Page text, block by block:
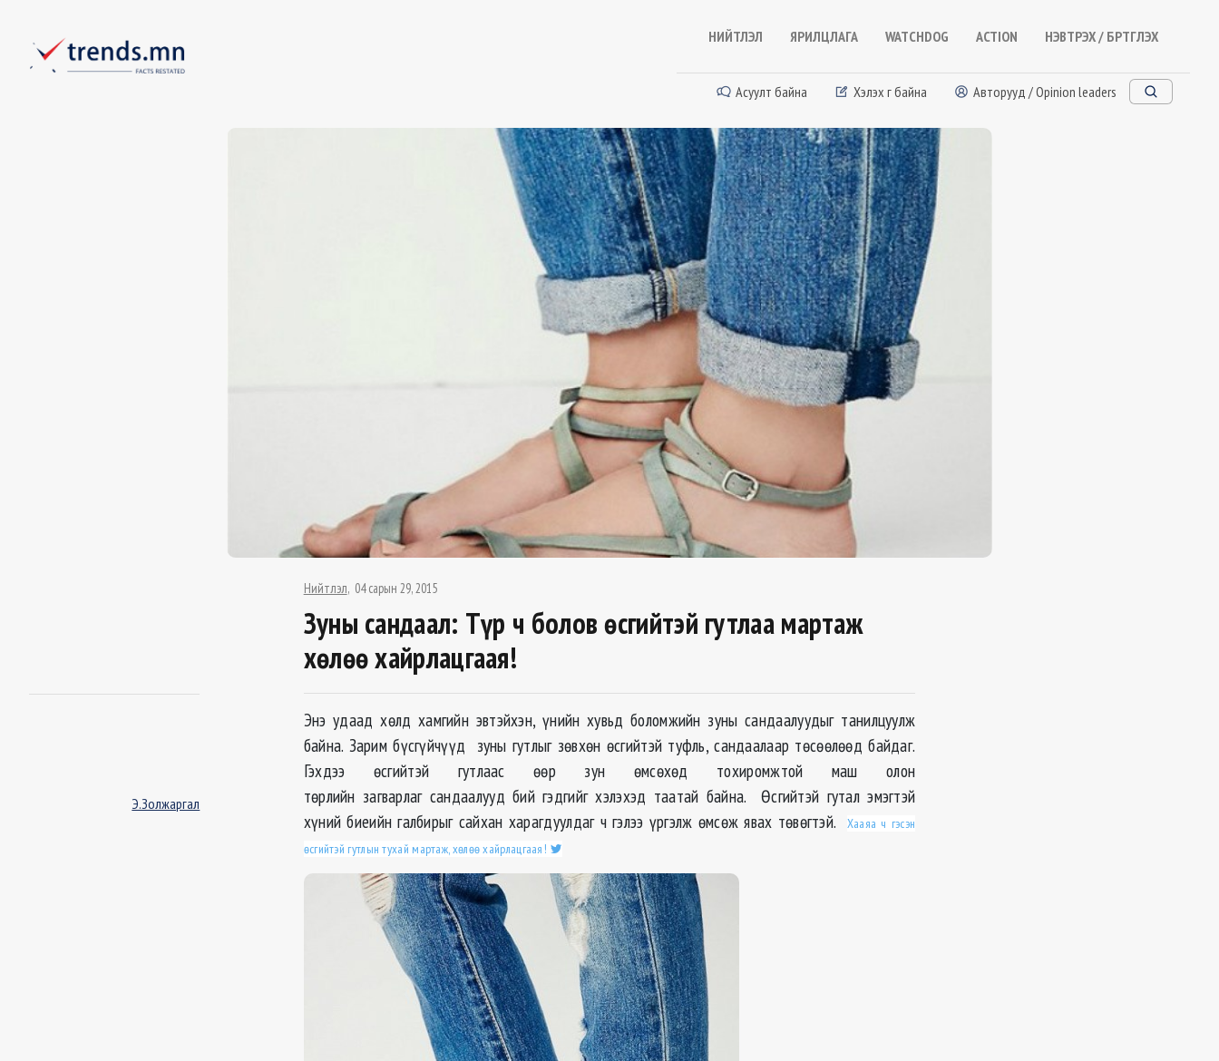
НИЙТЛЭЛ ЯРИЛЦЛАГА WATCHDOG ACTION НЭВТРЭХ / БҮРТГҮҮЛЭХ
Асуулт байна Хэлэх үг байна Авторууд / Opinion leaders
Нийтлэл 04 сарын 29, 2015
Зуны сандаал: Түр ч болов өсгийтэй гутлаа мартаж
хөлөө хайрлацгаая!
Э.Золжаргал
Энэ удаад хөлд хамгийн эвтэйхэн, үнийн хувьд боломжийн зуны сандаалуудыг танилцуулж
байна. Зарим бүсгүйчүүд зуны гутлыг зөвхөн өсгийтэй туфль, сандаалаар төсөөлөөд байдаг.
Гэхдээ өсгийтэй гутлаас өөр зун өмсөхөд тохиромжтой маш олон
төрлийн загварлаг сандаалууд бий гэдгийг хэлэхэд таатай байна. Өсгийтэй гутал эмэгтэй
хүний биеийн галбирыг сайхан харагдуулдаг ч гэлээ үргэлж өмсөж явах төвөгтэй.
Хааяа ч гэсэн
өсгийтэй гутлын тухай мартаж, хөлөө хайрлацгаая!